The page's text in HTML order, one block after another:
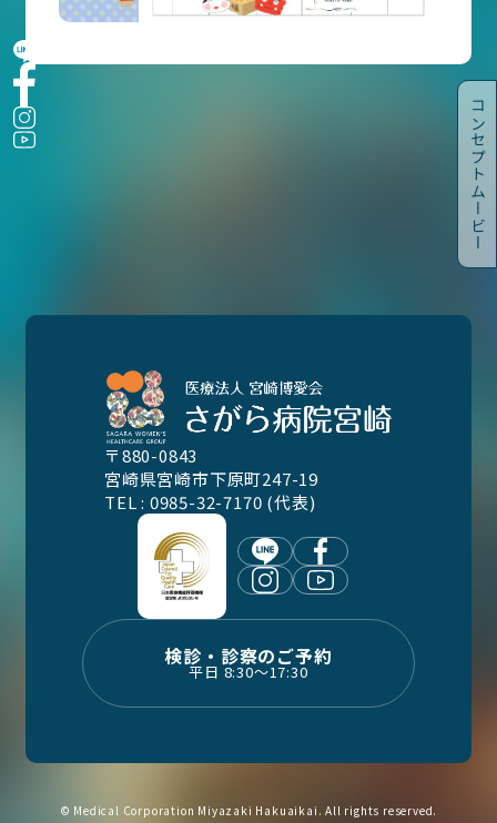
院内を知る・見る
コンセプトムービー
〒880-0843
宮崎県宮崎市下原町247-19
TEL : 0985-32-7170 (代表)
検診・診察のご予約
平日 8:30〜17:30
© Medical Corporation Miyazaki Hakuaikai. All rights reserved.